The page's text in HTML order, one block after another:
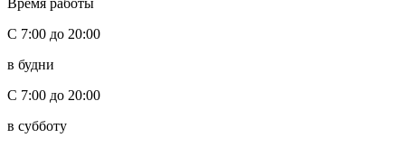
С 7:00 до 20:00
в будни
С 7:00 до 20:00
в субботу